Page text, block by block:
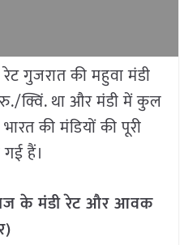
गुजरात की महुवा मंडी
क्विं. था और मंडी में कुल
की मंडियों की पूरी
हैं।
के मंडी रेट और आवक